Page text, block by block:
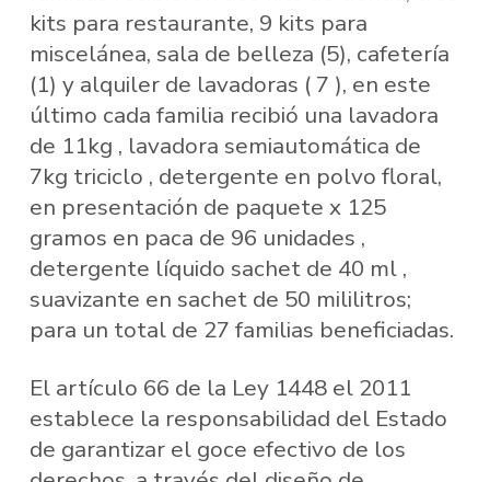
kits para restaurante, 9 kits para
miscelánea, sala de belleza (5), cafetería
(1) y alquiler de lavadoras ( 7 ), en este
último cada familia recibió una lavadora
de 11kg , lavadora semiautomática de
7kg triciclo , detergente en polvo floral,
en presentación de paquete x 125
gramos en paca de 96 unidades ,
detergente líquido sachet de 40 ml ,
suavizante en sachet de 50 mililitros;
para un total de 27 familias beneficiadas.
El artículo 66 de la Ley 1448 el 2011
establece la responsabilidad del Estado
de garantizar el goce efectivo de los